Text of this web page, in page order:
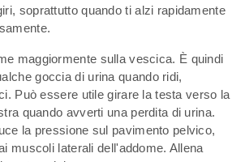
soprattutto quando ti alzi rapidamente
maggiormente sulla vescica. È quindi
goccia di urina quando ridi,
Può essere utile girare la testa verso la
quando avverti una perdita di urina.
la pressione sul pavimento pelvico,
muscoli laterali dell'addome. Allena